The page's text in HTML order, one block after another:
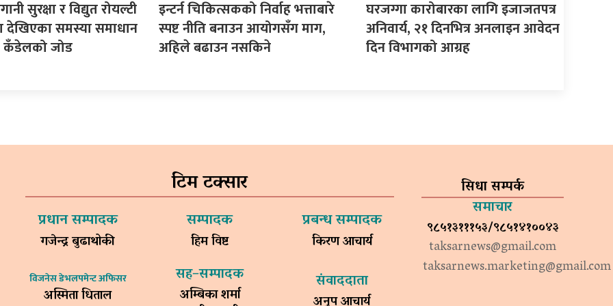
सुरक्षा र विद्युत रोयल्टी
देखिएका समस्या समाधान
कँडेलको जोड
इन्टर्न चिकित्सकको निर्वाह भत्ताबारे
स्पष्ट नीति बनाउन आयोगसँग माग,
अहिले बढाउन नसकिने
घरजग्गा कारोबारका लागि इजाजतपत्र
अनिवार्य, २१ दिनभित्र अनलाइन आवेदन
दिन विभागको आग्रह
टिम टक्सार
प्रधान सम्पादक
गजेन्द्र बुढाथोकी
सम्पादक
हिम विष्ट
प्रबन्ध सम्पादक
किरण आचार्य
विजनेस डेभलपमेन्ट अफिसर
अस्मिता धिताल
सह–सम्पादक
अम्बिका शर्मा
संवाददाता
सिधा सम्पर्क
समाचार
९८५१३१११५३/९८५१४१००४३
taksarnews@gmail.com
taksarnews.marketing@gmail.com